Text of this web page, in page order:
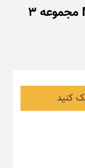
مجسمه رخ متفکر کد MR260 مجموعه ۳
کنید